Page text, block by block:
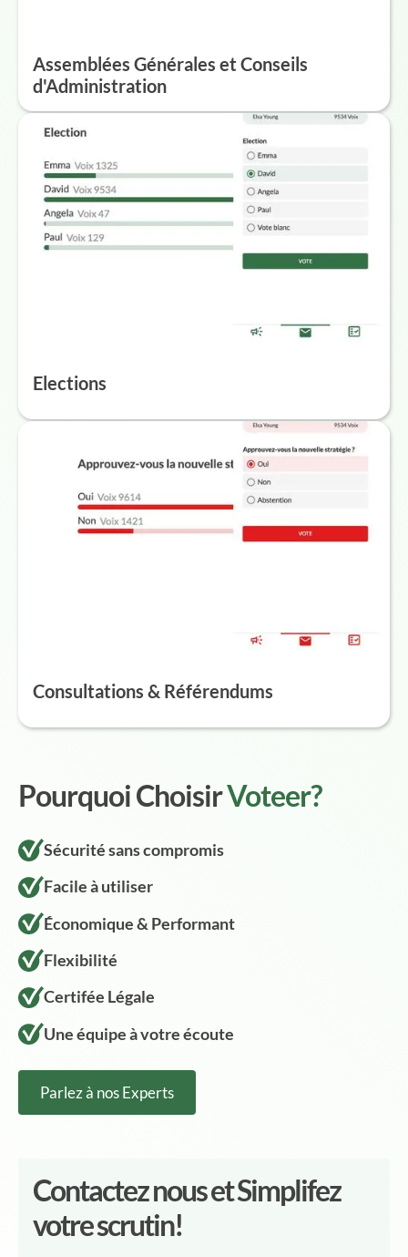
Assemblées Générales et Conseils
d'Administration
Elections
Consultations & Référendums
Pourquoi ChoisirVoteer?
Sécurité sans compromis
Facile à utiliser
Économique & Performant
Flexibilité
Certifée Légale
Une équipe à votre écoute
Parlez à nos Experts
Contactez nous et Simplifez
votre scrutin!